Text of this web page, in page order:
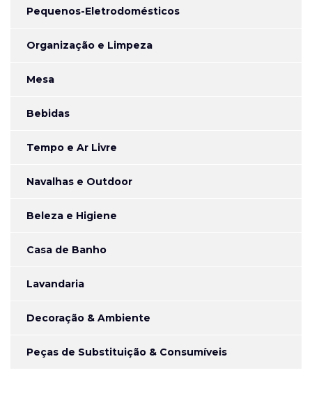
Pequenos-Eletrodomésticos
Organização e Limpeza
Mesa
Bebidas
Tempo e Ar Livre
Navalhas e Outdoor
Beleza e Higiene
Casa de Banho
Lavandaria
Decoração & Ambiente
Peças de Substituição & Consumíveis